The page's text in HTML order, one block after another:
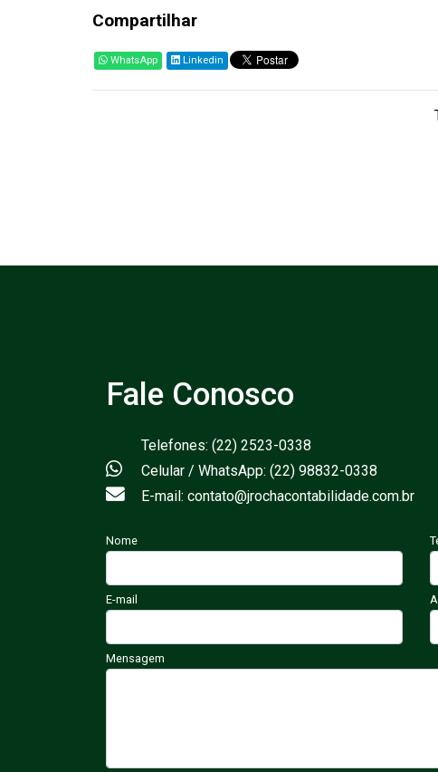
Compartilhar
WhatsApp Linkedin
Fale Conosco
Telefones: (22) 2523-0338
Celular / WhatsApp: (22) 98832-0338
E-mail: contato@jrochacontabilidade.com.br
Nome
E-mail
Mensagem